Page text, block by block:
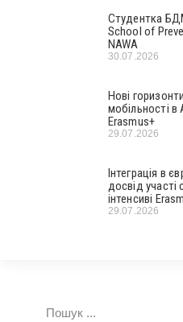
Студентка
School of
NAWA
30.07.2026
Нові
мобільності в
Erasmus+
29.07.2026
Інтеграція в
досвід
інтенсиві
29.07.2026